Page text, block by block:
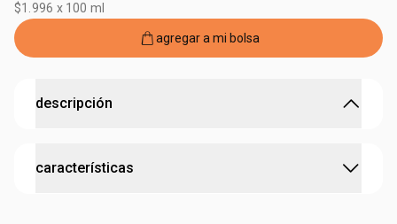
$1.996 x 100 ml
agregar a mi bolsa
descripción
características